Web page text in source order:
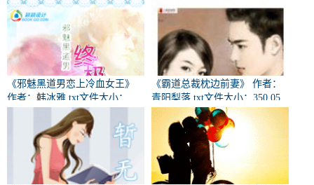
《邪魅黑道男恋上冷血女王》
作者：韩冰雅 txt文件大小：
559.94 KB
《霸道总裁枕边前妻》 作者：
青阳梨落 txt文件大小：350.05
KB